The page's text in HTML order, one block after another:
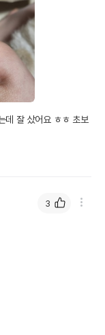
데 잘 샀어요 ㅎㅎ 초보
3